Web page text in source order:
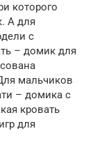
которого
А для
с
– домик для
мальчиков
– домика с
кровать
для